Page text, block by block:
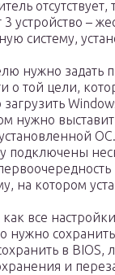
отсутствует,
3 устройство –
систему,
нужно задать
о той цели,
нужно
подключены
на котором
как все
нужно
в BIOS,
и